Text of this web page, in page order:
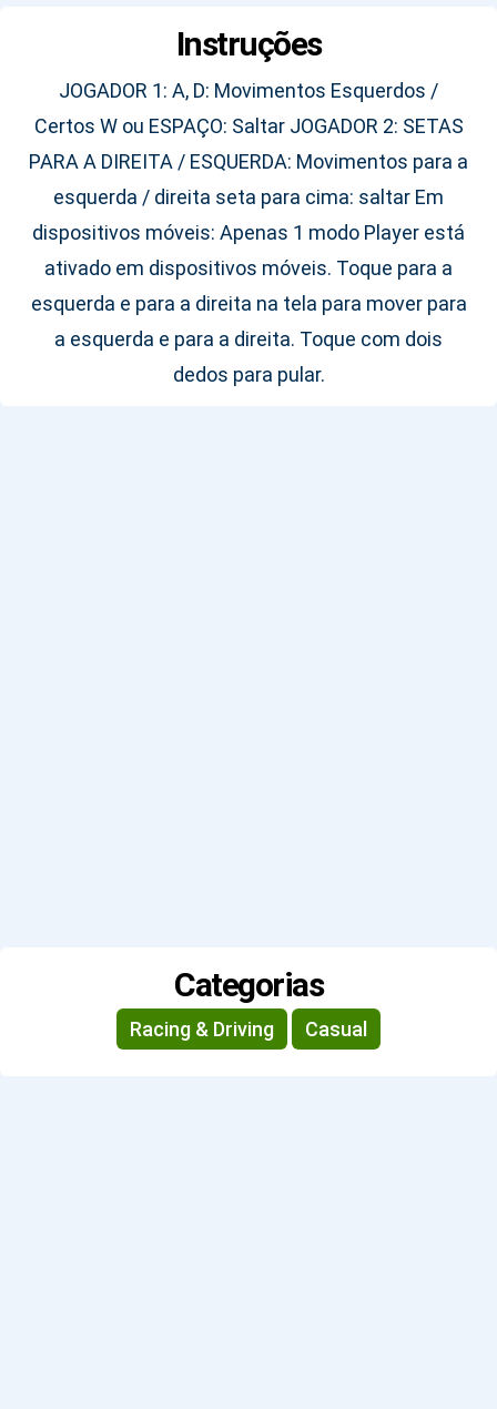
Instruções
JOGADOR 1: A, D: Movimentos Esquerdos /
Certos W ou ESPAÇO: Saltar JOGADOR 2: SETAS
PARA A DIREITA / ESQUERDA: Movimentos para a
esquerda / direita seta para cima: saltar Em
dispositivos móveis: Apenas 1 modo Player está
ativado em dispositivos móveis. Toque para a
esquerda e para a direita na tela para mover para
a esquerda e para a direita. Toque com dois
dedos para pular.
Categorias
Racing & Driving Casual